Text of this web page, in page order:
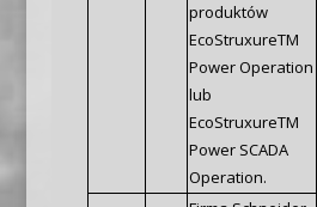
produktów
EcoStruxureTM
Power Operation
lub
EcoStruxureTM
Power SCADA
Operation.